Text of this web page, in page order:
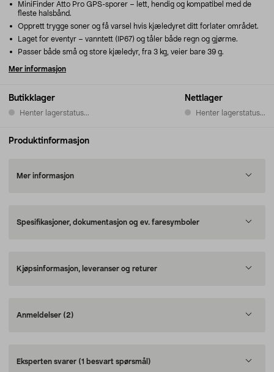
Butikklager
Henter lagerstatus...
Nettlager
Henter lagerstatus...
MiniFinder Atto Pro GPS-sporer – lett, hendig og kompatibel med de
fleste halsbånd.
Opprett trygge soner og få varsel hvis kjæledyret ditt forlater området.
Laget for eventyr – vanntett (IP67) og tåler både regn og gjørme.
Passer både små og store kjæledyr, fra 3 kg, veier bare 39 g.
Mer informasjon
Produktinformasjon
Mer informasjon
Spesifikasjoner, dokumentasjon og ev. faresymboler
Kjøpsinformasjon, leveranser og returer
Anmeldelser (2)
Eksperten svarer (1 besvart spørsmål)